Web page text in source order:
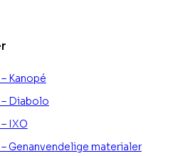
Kanopé
Diabolo
IXO
Genanvendelige materialer